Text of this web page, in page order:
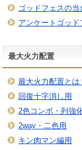
ゴッドフェスの当
アンケートゴッ
最大火力配置
最大火力配置とは
回復十字消し用
2色コンボ・列強
2way・二色用
キン肉マン編用